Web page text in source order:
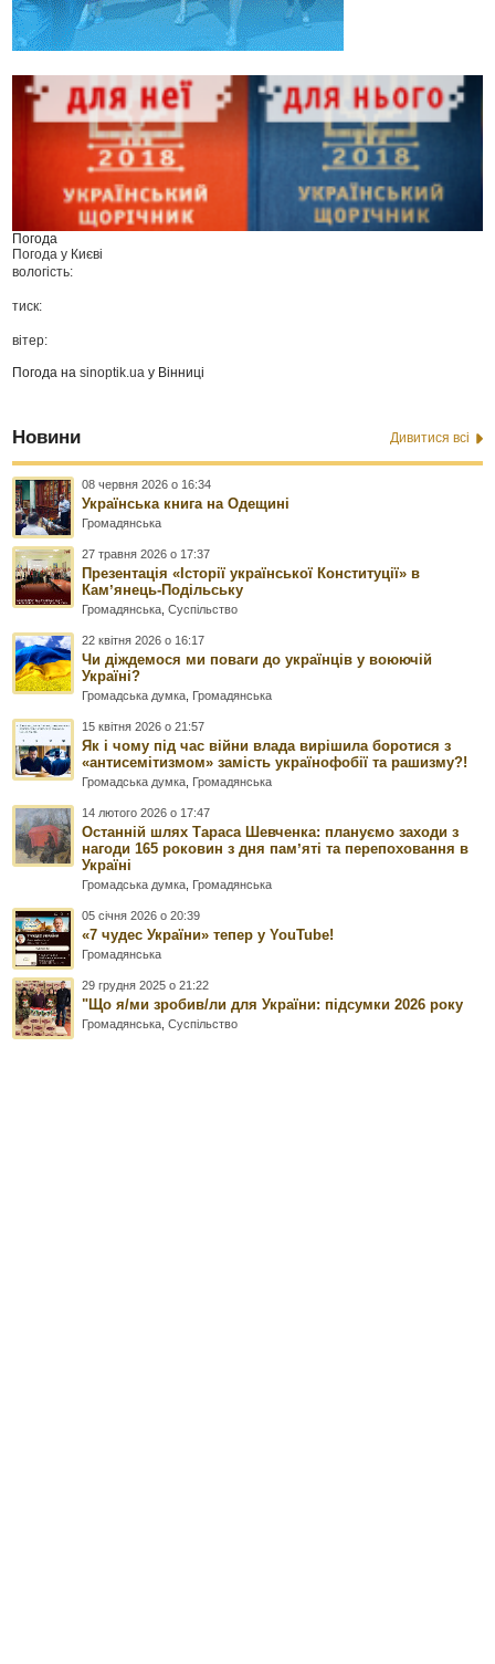
Погода
Погода у Києві
вологість:
тиск:
вітер:
Погода наsinoptik.ua у Вінниці
Новини Дивитися всі
08 червня 2026 о 16:34
Українська книга на Одещині
Громадянська
27 травня 2026 о 17:37
Презентація «Історії української Конституції» в
Камʼянець-Подільську
Громадянська ,Суспільство
22 квітня 2026 о 16:17
Чи діждемося ми поваги до українців у воюючій
Україні?
Громадська думка Громадянська
15 квітня 2026 о 21:57
Як і чому під час війни влада вирішила боротися з
«антисемітизмом» замість українофобії та рашизму?!
Громадська думка Громадянська
14 лютого 2026 о 17:47
Останній шлях Тараса Шевченка: плануємо заходи з
нагоди 165 роковин з дня памʼяті та перепоховання в
Україні
Громадська думка Громадянська
05 січня 2026 о 20:39
«7 чудес України» тепер у YouTube!
Громадянська
29 грудня 2025 о 21:22
"Що я/ми зробив/ли для України: підсумки 2026 року
Громадянська ,Суспільство